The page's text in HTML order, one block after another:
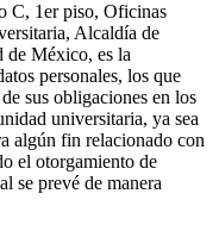
C, 1er piso, Oficinas
Alcaldía de
de México, es la
personales, los que
sus obligaciones en los
universitaria, ya sea
algún fin relacionado con
el otorgamiento de
se prevé de manera